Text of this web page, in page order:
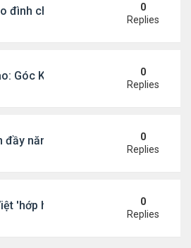
đình chỉ công tác quan chức 'nói
0
Replies
Góc Khuất Của Căn Bệnh Đoạt
0
Replies
đầy năng lượng tại Mỹ
0
Replies
'hớp hồn' thực khách Mỹ
0
Replies